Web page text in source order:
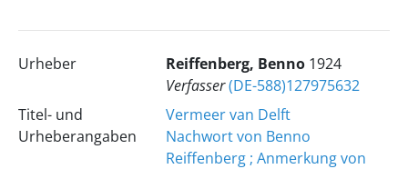
Urheber Reiffenberg, Benno 1924
Verfasser(DE-588)127975632
Titel- und
Urheberangaben
Vermeer van Delft
Nachwort von Benno
Reiffenberg ; Anmerkung von